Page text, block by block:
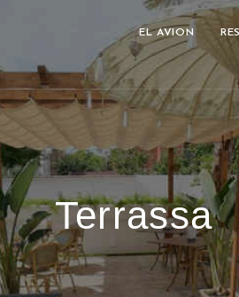
EL AVION
Terrassa